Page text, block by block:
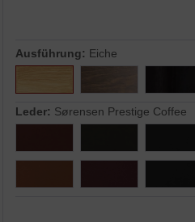
Ausführung: Eiche
Leder: Sørensen Prestige Coffee